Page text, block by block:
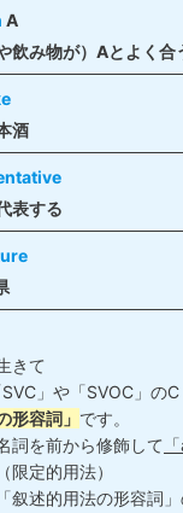
A
飲み物が）Aとよく合
酒
表する
きて
」や「SVOC」の
形容詞」 です。
前から修飾して
（限定的用法）
的用法の形容詞」